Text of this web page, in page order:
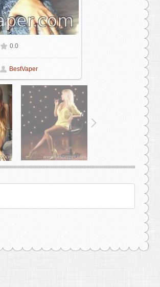
446x604
0.0
BestVaper